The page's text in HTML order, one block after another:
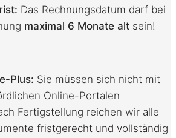
Das Rechnungsdatum darf bei
maximal 6 Monate alt sein!
Plus: Sie müssen sich nicht mit
Online-Portalen
Fertigstellung reichen wir alle
fristgerecht und vollständig